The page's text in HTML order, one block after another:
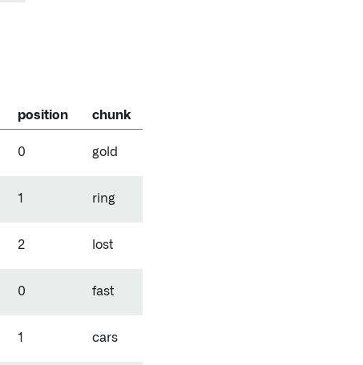
position chunk
0 gold
1 ring
2 lost
0 fast
1 cars